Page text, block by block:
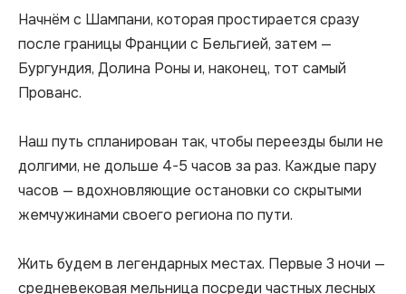
Начнём с Шампани, которая простирается сразу
после границы Франции с Бельгией, затем —
Бургундия, Долина Роны и, наконец, тот самый
Прованс.
Наш путь спланирован так, чтобы переезды были не
долгими, не дольше 4-5 часов за раз. Каждые пару
часов — вдохновляющие остановки со скрытыми
жемчужинами своего региона по пути.
Жить будем в легендарных местах. Первые 3 ночи —
средневековая мельница посреди частных лесных